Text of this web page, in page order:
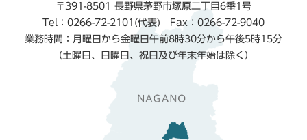
〒391-8501 長野県茅野市塚原二丁目6番1号
Tel：0266-72-2101(代表) Fax：0266-72-9040
業務時間：月曜日から金曜日午前8時30分から午後5時15分
（土曜日、日曜日、祝日及び年末年始は除く）